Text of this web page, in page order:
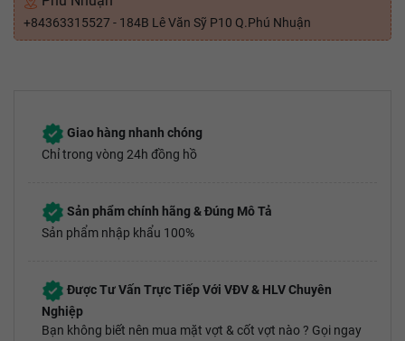
+84363315527 - 184B Lê Văn Sỹ P10 Q.Phú Nhuận
Giao hàng nhanh chóng
Chỉ trong vòng 24h đồng hồ
Sản phẩm chính hãng & Đúng Mô Tả
Sản phẩm nhập khẩu 100%
Được Tư Vấn Trực Tiếp Với VĐV & HLV Chuyên
Nghiệp
Bạn không biết nên mua mặt vợt & cốt vợt nào ? Gọi ngay